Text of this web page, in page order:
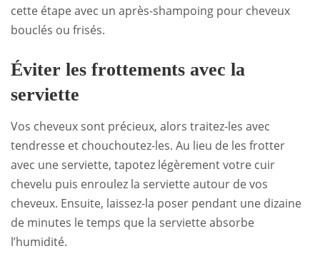
cette étape avec un après-shampoing pour cheveux
bouclés ou frisés.
Éviter les frottements avec la
serviette
Vos cheveux sont précieux, alors traitez-les avec
tendresse et chouchoutez-les. Au lieu de les frotter
avec une serviette, tapotez légèrement votre cuir
chevelu puis enroulez la serviette autour de vos
cheveux. Ensuite, laissez-la poser pendant une dizaine
de minutes le temps que la serviette absorbe
l’humidité.